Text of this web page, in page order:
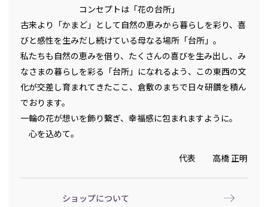
コンセプトは「花の台所」
古来より「かまど」として自然の恵みから暮らしを彩り、喜
びと感性を生みだし続けている母なる場所「台所」。
私たちも自然の恵みを借り、たくさんの喜びを生み出し、み
なさまの暮らしを彩る「台所」になれるよう、この東西の文
化が交差し育まれてきたここ、倉敷のまちで日々研鑽を積ん
でおります。
一輪の花が想いを飾り繋ぎ、幸福感に包まれますように。
心を込めて。
代表 高橋 正明
ショップについて